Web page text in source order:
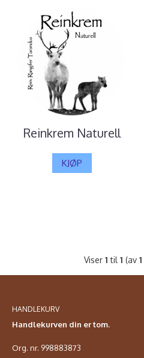
Reinkrem Naturell
KJØP
Viser 1 til 1 (av 1
HANDLEKURV
Handlekurven din er tom.
Org. nr. 998883873